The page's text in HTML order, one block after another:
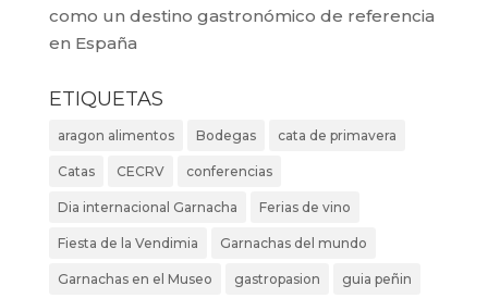
como un destino gastronómico de referencia
en España
ETIQUETAS
aragon alimentos Bodegas cata de primavera
Catas CECRV conferencias
Dia internacional Garnacha Ferias de vino
Fiesta de la Vendimia Garnachas del mundo
Garnachas en el Museo gastropasion guia peñin